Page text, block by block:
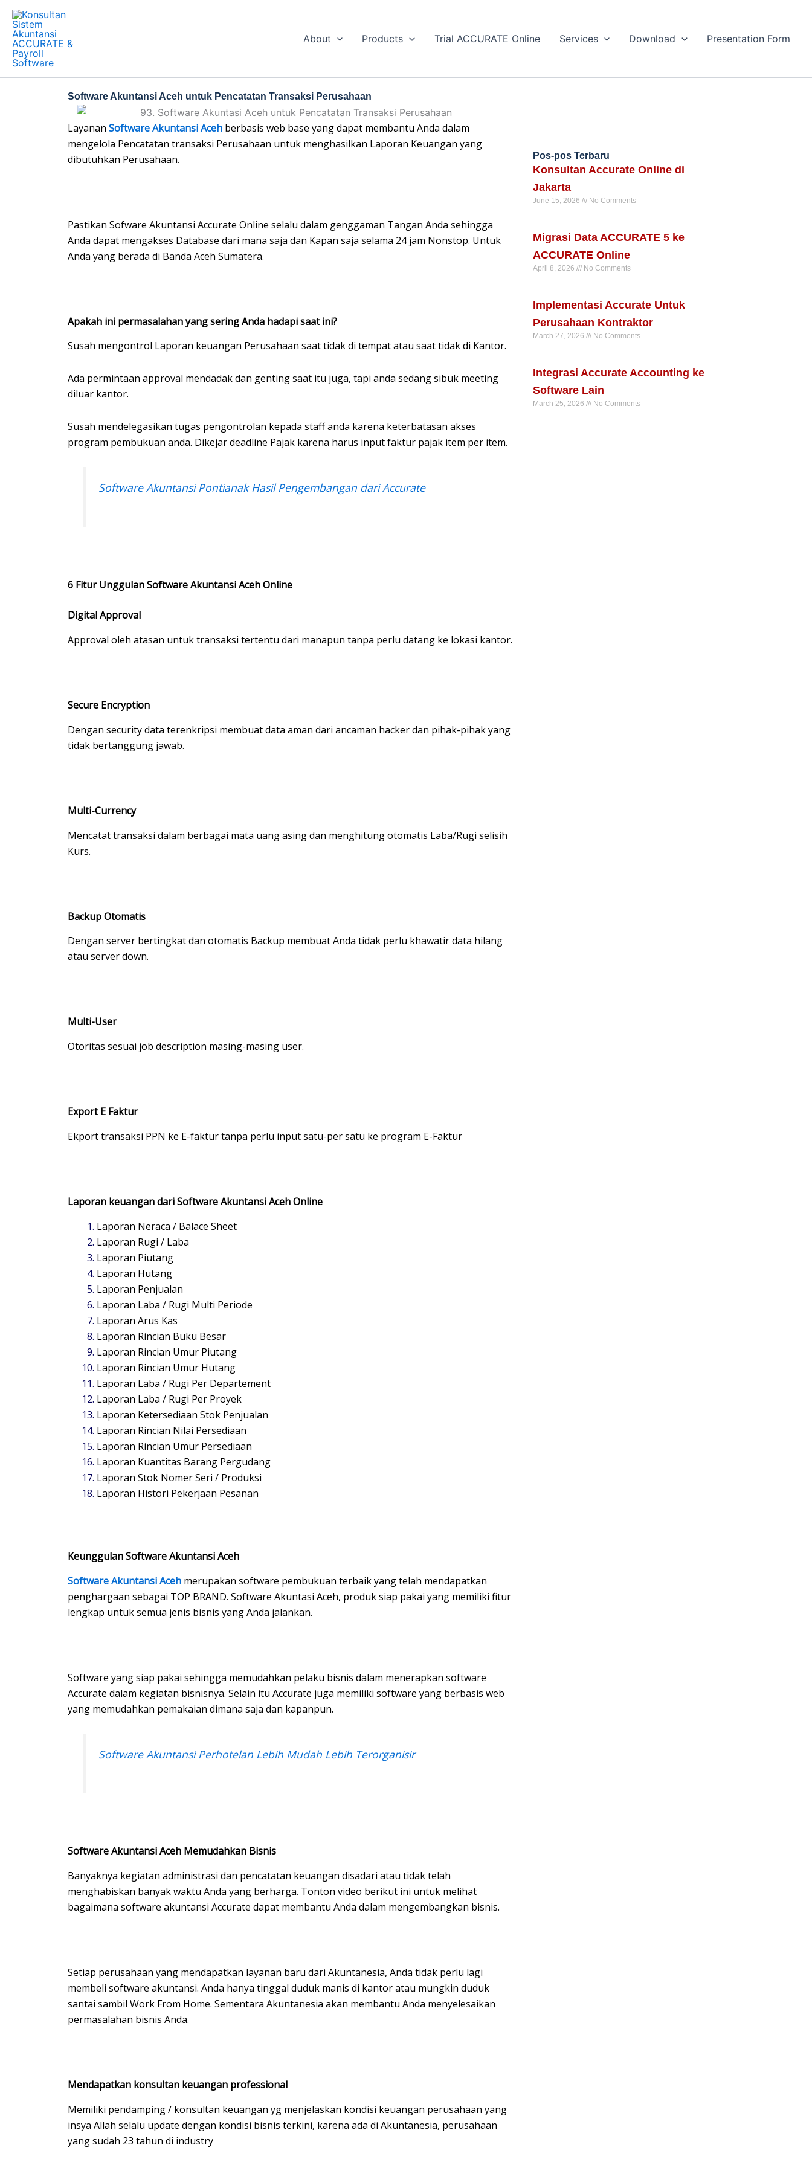
Skip
content
About Products Trial ACCURATE Online Services Download Presentation Form
Software Akuntansi Aceh untuk Pencatatan Transaksi Perusahaan
Layanan Software Akuntansi Aceh berbasis web base yang dapat membantu Anda dalam
mengelola Pencatatan transaksi Perusahaan untuk menghasilkan Laporan Keuangan yang
dibutuhkan Perusahaan.
Pastikan Sofware Akuntansi Accurate Online selalu dalam genggaman Tangan Anda sehingga
Anda dapat mengakses Database dari mana saja dan Kapan saja selama 24 jam Nonstop. Untuk
Anda yang berada di Banda Aceh Sumatera.
Apakah ini permasalahan yang sering Anda hadapi saat ini?
Susah mengontrol Laporan keuangan Perusahaan saat tidak di tempat atau saat tidak di Kantor.
Ada permintaan approval mendadak dan genting saat itu juga, tapi anda sedang sibuk meeting
diluar kantor.
Susah mendelegasikan tugas pengontrolan kepada staff anda karena keterbatasan akses
program pembukuan anda. Dikejar deadline Pajak karena harus input faktur pajak item per item.
Software Akuntansi Pontianak Hasil Pengembangan dari Accurate
6 Fitur Unggulan Software Akuntansi Aceh Online
Digital Approval
Approval oleh atasan untuk transaksi tertentu dari manapun tanpa perlu datang ke lokasi kantor.
Secure Encryption
Dengan security data terenkripsi membuat data aman dari ancaman hacker dan pihak-pihak yang
tidak bertanggung jawab.
Multi-Currency
Mencatat transaksi dalam berbagai mata uang asing dan menghitung otomatis Laba/Rugi selisih
Kurs.
Backup Otomatis
Dengan server bertingkat dan otomatis Backup membuat Anda tidak perlu khawatir data hilang
atau server down.
Multi-User
Otoritas sesuai job description masing-masing user.
Export E Faktur
Ekport transaksi PPN ke E-faktur tanpa perlu input satu-per satu ke program E-Faktur
Laporan keuangan dari Software Akuntansi Aceh Online
Laporan Neraca / Balace Sheet
Laporan Rugi / Laba
Laporan Piutang
Laporan Hutang
Laporan Penjualan
Laporan Laba / Rugi Multi Periode
Laporan Arus Kas
Laporan Rincian Buku Besar
Laporan Rincian Umur Piutang
Laporan Rincian Umur Hutang
Laporan Laba / Rugi Per Departement
Laporan Laba / Rugi Per Proyek
Laporan Ketersediaan Stok Penjualan
Laporan Rincian Nilai Persediaan
Laporan Rincian Umur Persediaan
Laporan Kuantitas Barang Pergudang
Laporan Stok Nomer Seri / Produksi
Laporan Histori Pekerjaan Pesanan
Keunggulan Software Akuntansi Aceh
Software Akuntansi Aceh merupakan software pembukuan terbaik yang telah mendapatkan
penghargaan sebagai TOP BRAND. Software Akuntasi Aceh, produk siap pakai yang memiliki fitur
lengkap untuk semua jenis bisnis yang Anda jalankan.
Software yang siap pakai sehingga memudahkan pelaku bisnis dalam menerapkan software
Accurate dalam kegiatan bisnisnya. Selain itu Accurate juga memiliki software yang berbasis web
yang memudahkan pemakaian dimana saja dan kapanpun.
Software Akuntansi Perhotelan Lebih Mudah Lebih Terorganisir
Software Akuntansi Aceh Memudahkan Bisnis
Banyaknya kegiatan administrasi dan pencatatan keuangan disadari atau tidak telah
menghabiskan banyak waktu Anda yang berharga. Tonton video berikut ini untuk melihat
bagaimana software akuntansi Accurate dapat membantu Anda dalam mengembangkan bisnis.
Setiap perusahaan yang mendapatkan layanan baru dari Akuntanesia, Anda tidak perlu lagi
membeli software akuntansi. Anda hanya tinggal duduk manis di kantor atau mungkin duduk
santai sambil Work From Home. Sementara Akuntanesia akan membantu Anda menyelesaikan
permasalahan bisnis Anda.
Mendapatkan konsultan keuangan professional
Memiliki pendamping / konsultan keuangan yg menjelaskan kondisi keuangan perusahaan yang
insya Allah selalu update dengan kondisi bisnis terkini, karena ada di Akuntanesia, perusahaan
yang sudah 23 tahun di industry
Pos-pos Terbaru
Konsultan Accurate Online di
Jakarta
June 15, 2026 No Comments
Migrasi Data ACCURATE 5 ke
ACCURATE Online
April 8, 2026 No Comments
Implementasi Accurate Untuk
Perusahaan Kontraktor
March 27, 2026 No Comments
Integrasi Accurate Accounting ke
Software Lain
March 25, 2026 No Comments